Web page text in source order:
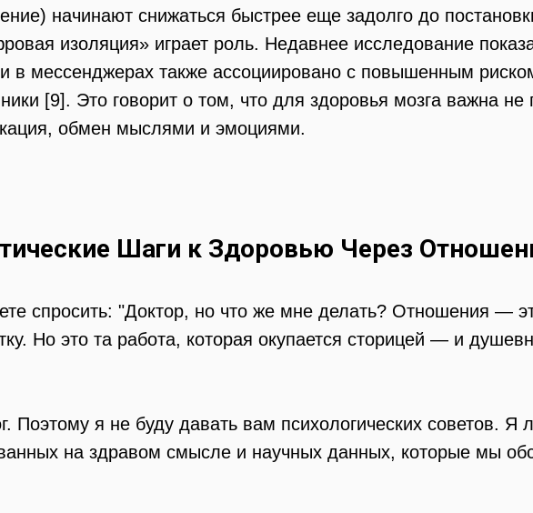
начинают снижаться быстрее еще задолго до
изоляция» играет роль. Недавнее исследование
в мессенджерах также ассоциировано с повышенным
[9]. Это говорит о том, что для здоровья мозга важна не
обмен мыслями и эмоциями.
Шаги к Здоровью Через
спросить: "Доктор, но что же мне делать? Отношения —
Но это та работа, которая окупается сторицей — и
Поэтому я не буду давать вам психологических советов.
на здравом смысле и научных данных, которые мы